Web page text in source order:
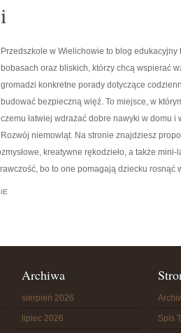
Przedszkole w Wielichowie to blog
bobasach oraz bliskich, którzy chcą wspierać
gromadzi konkretne porady dotyczące
budować bezpieczną więź. To miejsce, w
czemu łatwiej wdrażać dobre nawyki w domu
Rozwój niemowląt. Na stronie znajdziesz
kreatywne rękodzieło, a także
bo to one pomagają dziecku rosnąć
Archiwa
sierpień 2026
lipiec 2026 Spis